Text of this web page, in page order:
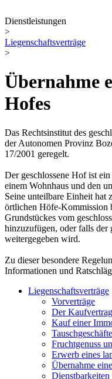
Dienstleistungen
>
Liegenschaftsverträge
>
Übernahme
Hofes
Das Rechtsinstitut des
der Autonomen Provinz
17/2001 geregelt.
Der geschlossene Hof ist
einem Wohnhaus und den
Seine unteilbare Einheit hat
örtlichen Höfe-Kommission
Grundstückes vom
hinzuzufügen, oder falls der
weitergegeben wird.
Zu dieser besondere
Informationen und
Liegenschaftsverträge
Vorverträge
Der Kaufvertrag
Kauf einer
Fruchtgenuss
Erwerb eines
Übernahme